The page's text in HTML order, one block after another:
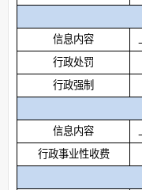
信息内容
行政处罚
行政强制
信息内容
行政事业性收费